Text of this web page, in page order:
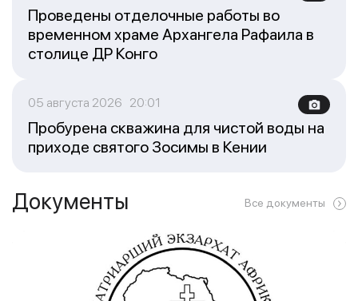
Проведены отделочные работы во
временном храме Архангела Рафаила в
столице ДР Конго
05 августа 2026 20:01
Пробурена скважина для чистой воды на
приходе святого Зосимы в Кении
Документы Все документы